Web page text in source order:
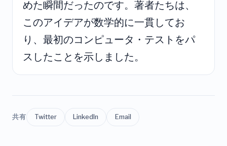
めた瞬間だったのです。著者たちは、
このアイデアが数学的に一貫してお
り、最初のコンピュータ・テストをパ
スしたことを示しました。
共有 Twitter LinkedIn Email